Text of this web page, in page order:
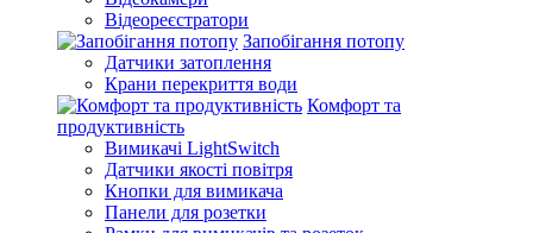
Відеореєстратори
Запобігання потопу
Датчики затоплення
Крани перекриття води
Комфорт та
продуктивність
Вимикачі LightSwitch
Датчики якості повітря
Кнопки для вимикача
Панели для розетки